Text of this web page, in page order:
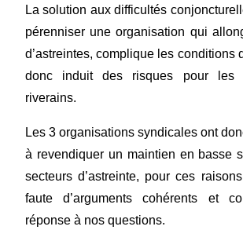
La solution aux difficultés
pérenniser une organisation qui
d’astreintes, complique les conditions
donc induit des risques pour les
riverains.
Les 3 organisations syndicales ont
à revendiquer un maintien en basse
secteurs d’astreinte, pour ces
faute d’arguments cohérents et
réponse à nos questions.